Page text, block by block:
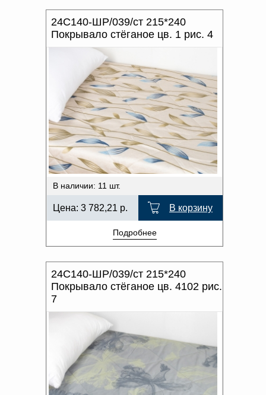
получение груза
Документы по работе с
персональными данными
Письмо руководителю
ПРОИЗВОДИТЕЛЬ
ХАРАКТЕР РИСУНКА
24С140-ШР/039/ст 215*240
Покрывало стёганое цв. 1 рис. 4
В наличии: 11 шт.
Цена: 3 782,21 р. В корзину
Подробнее
24С140-ШР/039/ст 215*240
Покрывало стёганое цв. 4102 рис.
7
Добавить
в
корзину